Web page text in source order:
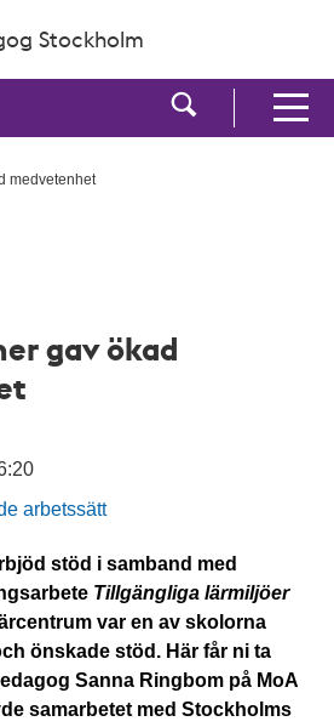
Stockholm
Visa
Visa
medvetenhet
gav ökad
arbetssätt
stöd i samband med
Tillgängliga lärmiljöer
var en av skolorna
önskade stöd. Här får ni ta
Sanna Ringbom på MoA
samarbetet med Stockholms